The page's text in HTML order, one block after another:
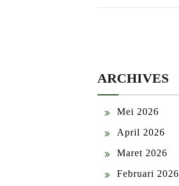
ARCHIVES
Mei 2026
April 2026
Maret 2026
Februari 2026